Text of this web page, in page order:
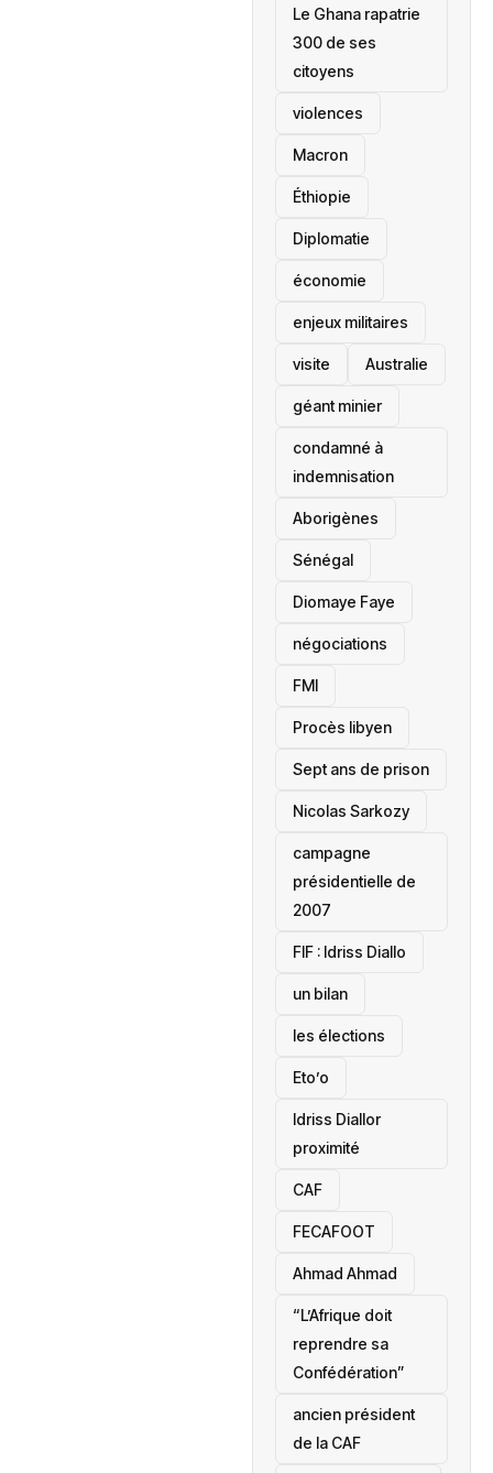
Le Ghana rapatrie
300 de ses
citoyens
violences
Macron
Éthiopie
Diplomatie
économie
enjeux militaires
visite ‎Australie
géant minier
condamné à
indemnisation
Aborigènes
Sénégal
Diomaye Faye
négociations
FMI
Procès libyen
Sept ans de prison
Nicolas Sarkozy
campagne
présidentielle de
2007
‎FIF : Idriss Diallo
un bilan
les élections
Eto’o
Idriss Diallor
proximité
CAF
FECAFOOT
‎Ahmad Ahmad
“L’Afrique doit
reprendre sa
Confédération”
ancien président
de la CAF